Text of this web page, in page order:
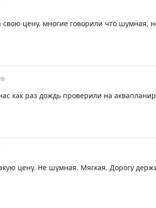
цену. многие говорили что шумная,
как раз дождь проверили на
цену. Не шумная. Мягкая. Дорогу